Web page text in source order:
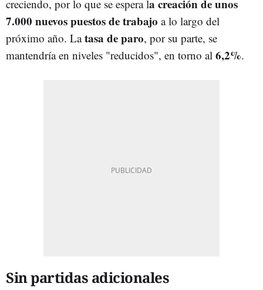
creciendo, por lo que se espera la creación de unos
7.000 nuevos puestos de trabajo a lo largo del
próximo año. Latasa de paro, por su parte, se
mantendría en niveles "reducidos", en torno al 6,2%.
Sin partidas adicionales